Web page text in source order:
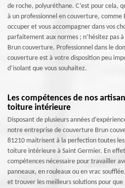
de roche, polyuréthane. C’est pour cela,
à un professionnel en couverture, comme
occuper et vous accompagner dans vos
parfaitement aux normes ; n’hésitez pas
Brun couverture. Professionnel dans le
couverture est à votre disposition peu
d’isolant que vous souhaitez.
Les compétences de nos
toiture intérieure
Disposant de plusieurs années
notre entreprise de couverture Brun
81210 maitrisent à la perfection toutes
toiture intérieure à Saint Germier. En
compétences nécessaire pour travailler
panneaux, en rouleaux ou en vrac
et trouver les meilleurs solutions pour